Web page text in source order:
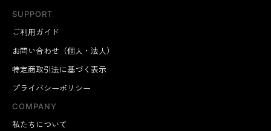
SUPPORT
ご利用ガイド
お問い合わせ（個人・法人）
特定商取引法に基づく表示
プライバシーポリシー
COMPANY
私たちについて